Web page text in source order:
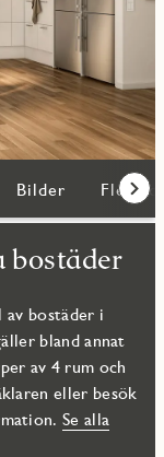
Bilder Fler
bostäder
av bostäder i
bland annat
av 4 rum och
eller besök
Se alla